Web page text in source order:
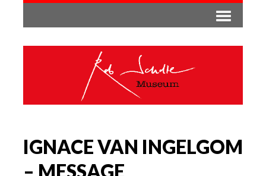
IGNACE VAN INGELGOM
– MESSAGE